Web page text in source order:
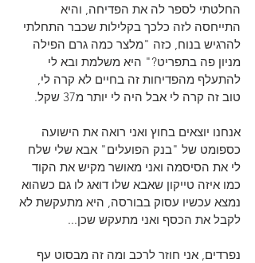
החלטתי לספר לה את הפדיחה, והיא
התייחסה לזה כלכך בקלילות שכבר התחלתי
להרגיש בנוח, כזה "מלצר כמה גרם הפילה
מניון פה בתפריט?" היא משלמת ובא לי
להתעלף מהפדיחות זה בחיים לא קרה לי,
טוב זה קרה לי אבל היה לי יותר מ37 שקל.
אנחנו יוצאים בחוץ ואני רואה את הישועה
כספומט של "בנק הפועלים" אבא שלי שלח
לי את הסיסמה ואני מאושר מקיש את הקוד
כמו איזה טייקון שאבא שלו דואג לו גם כשהוא
נמצא עכשיו עסוק בבורסה, היא מתעקשת לא
לקבל את הכסף ואני מתעקש שכן...
נפרדים, אני חוזר לרכב ומה זה מבסוט עף